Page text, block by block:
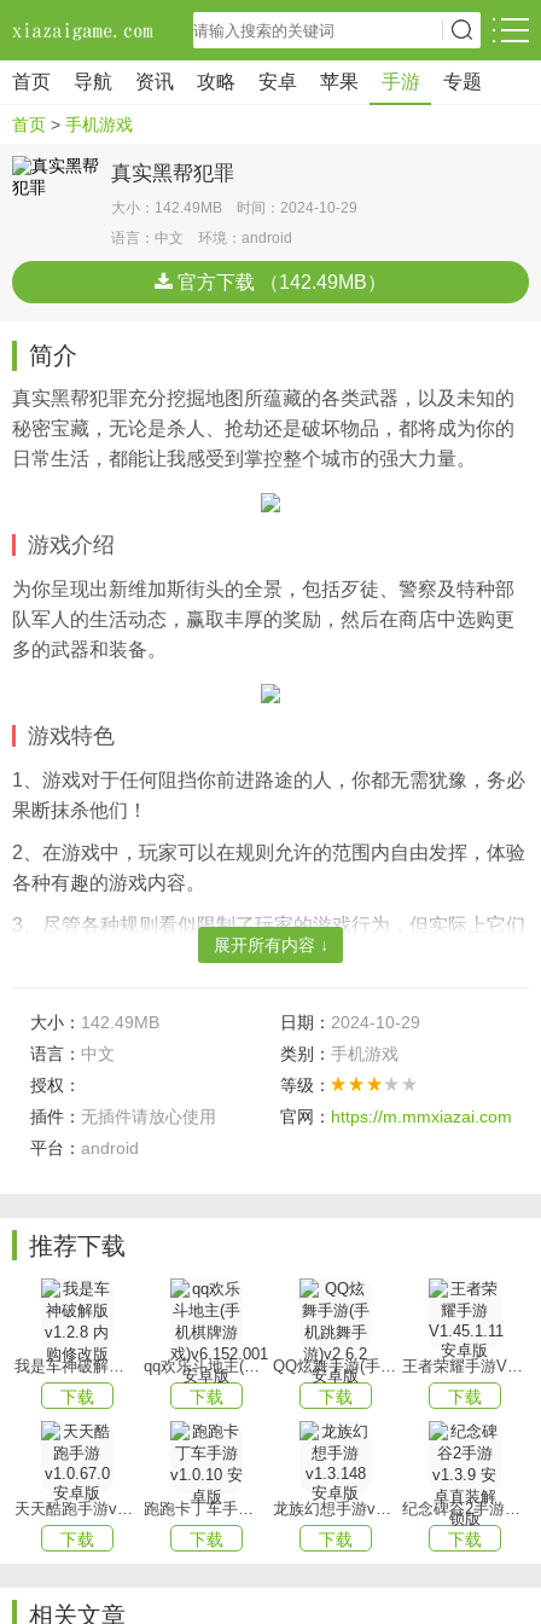
首页 导航 资讯 攻略 安卓 苹果 手游 专题
首页 > 手机游戏
真实黑帮犯罪
大小：142.49MB 时间：2024-10-29
语言：中文 环境：android
官方下载 （142.49MB）
简介
真实黑帮犯罪充分挖掘地图所蕴藏的各类武器，以及未知的
秘密宝藏，无论是杀人、抢劫还是破坏物品，都将成为你的
日常生活，都能让我感受到掌控整个城市的强大力量。
游戏介绍
为你呈现出新维加斯街头的全景，包括歹徒、警察及特种部
队军人的生活动态，赢取丰厚的奖励，然后在商店中选购更
多的武器和装备。
游戏特色
1、游戏对于任何阻挡你前进路途的人，你都无需犹豫，务必
果断抹杀他们！
2、在游戏中，玩家可以在规则允许的范围内自由发挥，体验
各种有趣的游戏内容。
3、尽管各种规则看似限制了玩家的游戏行为，但实际上它们
也起到了保护游戏乐趣的作用。
1、你可以在游戏中完成更多的任务，在这个繁华都市中，尽
情展开你的冒险之旅。
2、在自由模拟类游戏中，你可以尽情享受那些能够让你心情
愉悦的事物。
游戏优势
1、获取必要的游戏资源，这些资源将对你执行更为严峻的任
务起到至关重要的作用。
2、自定义你的角色，让他独树一帜，因为这是你的虚拟战
士，他理应展现出时尚的风采。
3、清凉的道具将协助你顺利完成游戏。提升你的敏捷度、耐
力、操控设备和武器的技巧。
游戏玩法
眼镜、有趣的服装、假发、时尚的鞋子、衬衫等。
展开所有内容 ↓
大小： 142.49MB 日期： 2024-10-29
语言： 中文 类别： 手机游戏
授权：
等级：
插件： 无插件请放心使用 官网： https://m.mmxiazai.com
平台： android
推荐下载
我是车神破解版v1.2.8 内购修改版
下载
qq欢乐斗地主(手机棋牌游戏)v6.152.001安卓版
下载
QQ炫舞手游(手机跳舞手游)v2.6.2 安卓版
下载
王者荣耀手游V1.45.1.11 安卓版
下载
天天酷跑手游v1.0.67.0安卓版
下载
跑跑卡丁车手游v1.0.10 安卓版
下载
龙族幻想手游v1.3.148 安卓版
下载
纪念碑谷2手游v1.3.9 安卓直装解锁版
下载
相关文章